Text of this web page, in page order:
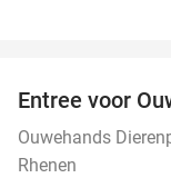
Entree voor
Ouwehands
Rhenen